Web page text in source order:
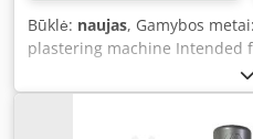
Būklė: naujas, Gamybos metai:
plastering machine Intended
CEMENT, SAND, LIME Pump
kW, 55 rpm Output with 2L6
Output with 2L6 +++ pump: